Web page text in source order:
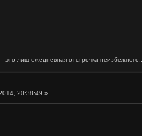
лиш ежедневная отстрочка неизбежного...
20:38:49 »